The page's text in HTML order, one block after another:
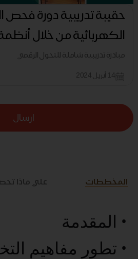
حقيبة تدريبية دورة فحص
الكهربائية من خلال أنظمة
مبادرة تدريبية شاملة للتحول الرقمي
14 أبريل 2024
ارسال
المخططات علي ماذا
• المقدمة
• تطور مفاهيم